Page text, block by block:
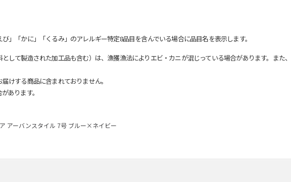
」「かに」「くるみ」のアレルギー特定8品目を含んでいる場合に品目名を表示します。
して製造された加工品も含む）は、漁獲漁法によりエビ・カニが混じっている場合があります。また
けする商品に含まれておりません。
あります。
アーバンスタイル 7号 ブルー×ネイビー